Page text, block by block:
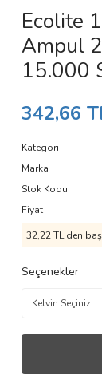
Ecolite
Ampul
15.000
342,66
Kategori
Marka
Stok Kodu
Fiyat
32,22 TL den
Seçenekler